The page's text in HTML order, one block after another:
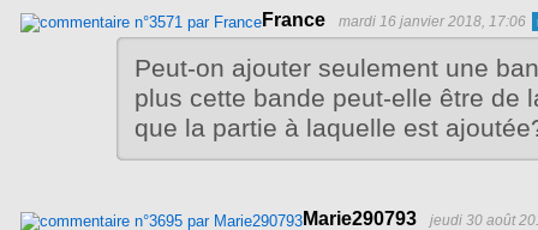
France mardi 16 janvier 2018, 17:06
Peut-on ajouter seulement une
plus cette bande peut-elle être de
que la partie à laquelle est
Marie290793 jeudi 30 août